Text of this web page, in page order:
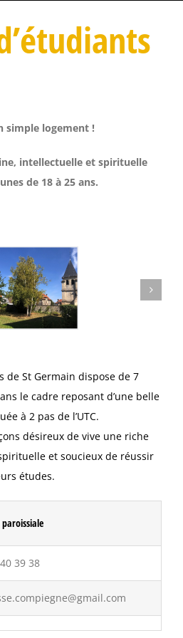
simple logement !
intellectuelle et spirituelle
de 18 à 25 ans.
de St Germain dispose de 7
le cadre reposant d’une belle
à 2 pas de l’UTC.
désireux de vive une riche
et soucieux de réussir
études.
39 38